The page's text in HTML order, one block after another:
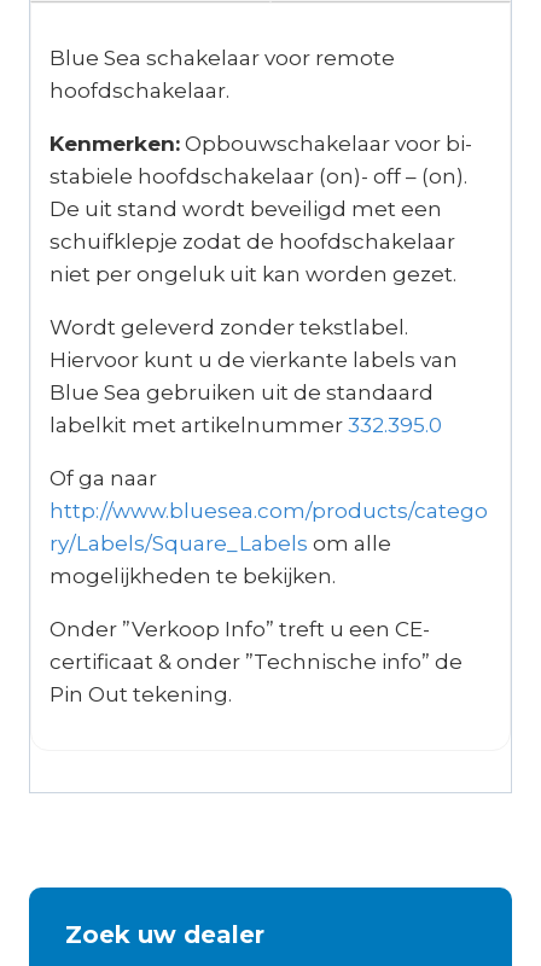
Blue Sea schakelaar voor remote
hoofdschakelaar.
Kenmerken: Opbouwschakelaar voor bi-
stabiele hoofdschakelaar (on)- off – (on).
De uit stand wordt beveiligd met een
schuifklepje zodat de hoofdschakelaar
niet per ongeluk uit kan worden gezet.
Wordt geleverd zonder tekstlabel.
Hiervoor kunt u de vierkante labels van
Blue Sea gebruiken uit de standaard
labelkit met artikelnummer 332.395.0
Of ga naar
http://www.bluesea.com/products/catego
ry/Labels/Square_Labels om alle
mogelijkheden te bekijken.
Onder ”Verkoop Info” treft u een CE-
certificaat & onder ”Technische info” de
Pin Out tekening.
Zoek uw dealer